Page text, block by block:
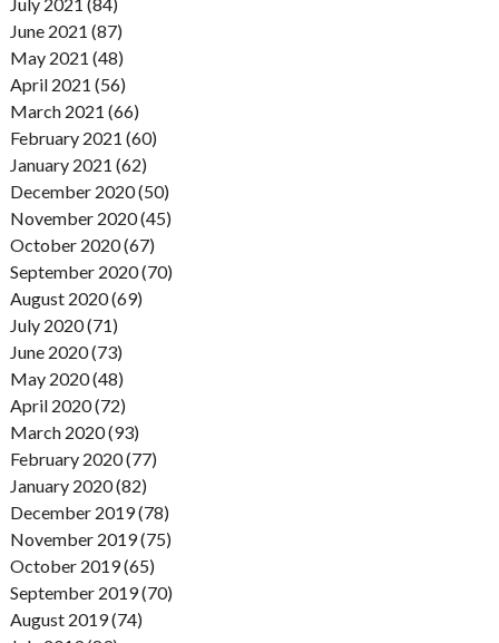
June 2021 (87)
May 2021 (48)
April 2021 (56)
March 2021 (66)
February 2021 (60)
January 2021 (62)
December 2020 (50)
November 2020 (45)
October 2020 (67)
September 2020 (70)
August 2020 (69)
July 2020 (71)
June 2020 (73)
May 2020 (48)
April 2020 (72)
March 2020 (93)
February 2020 (77)
January 2020 (82)
December 2019 (78)
November 2019 (75)
October 2019 (65)
September 2019 (70)
August 2019 (74)